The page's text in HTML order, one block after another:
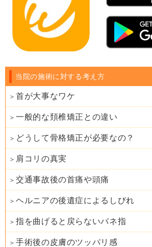
当院の施術に対する考え方
首が大事なワケ
一般的な頚椎矯正との違い
どうして骨格矯正が必要なの？
肩コリの真実
交通事故後の首痛や頭痛
ヘルニアの後遺症によるしびれ
指を曲げると戻らないバネ指
手術後の皮膚のツッパリ感